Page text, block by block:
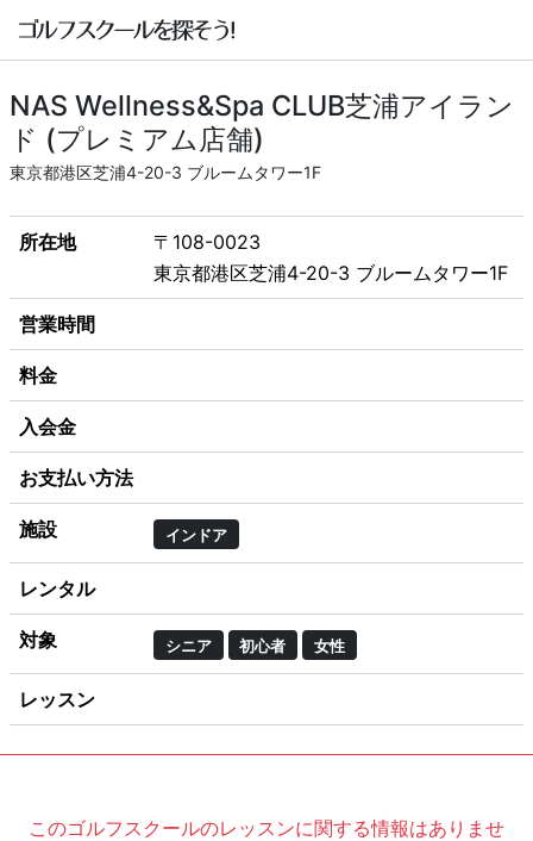
NAS Wellness&Spa CLUB芝浦アイラン
ド (プレミアム店舗)
東京都港区芝浦4-20-3 ブルームタワー1F
所在地
〒108-0023
東京都港区芝浦4-20-3 ブルームタワー1F
営業時間
料金
入会金
お支払い方法
施設 インドア
レンタル
対象 シニア 初心者 女性
レッスン
このゴルフスクールのレッスンに関する情報はありませ